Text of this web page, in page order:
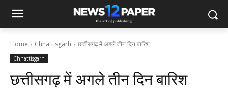
Home Chhattisgarh छत्तीसगढ़ में अगले तीन दिन बारिश
Chhattisgarh
छत्तीसगढ़ में अगले तीन दिन बारिश